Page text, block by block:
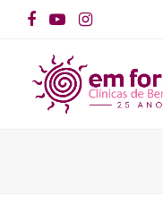
Facebook
YouTubeInstagram